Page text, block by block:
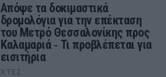
Απόψε τα δοκιμαστικά
δρομολόγια για την επέκταση
του Μετρό Θεσσαλονίκης προς
Καλαμαριά ‑ Τι προβλέπεται για
εισιτήρια
ΧΤΕΣ